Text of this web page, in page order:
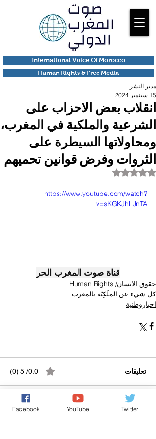
Human Rights & Free Media
International Voice Of Morocco
انقلاب بعض الاحزاب على
الشرعية والملكية في المغرب،
ومحاولاتها السيطرة على
الثروات وفرض قوانين تحميهم
مدير النشر
15 سبتمبر 2024
تم التقييم بـ ليس رقمًا من أصل 5 نجوم.
https://www.youtube.com/watch?
v=sKGKJhLJnTA
قناة صوت المغرب الحر
حقوق الانسان/ Human Rights
كل شيء عن المَلَكِيّة بالمغرب
اخباروطنية
تعليقات 0.0/ 5 (0)
التعليق والتقييم... Facebook YouTube Twitter